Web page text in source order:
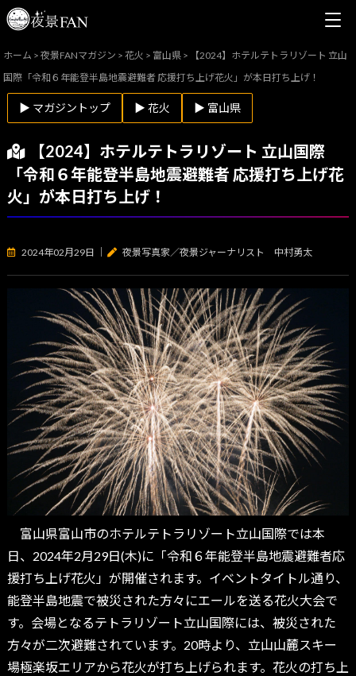
ホーム >夜景FANマガジン >花火 > 富山県 >
【2024】ホテルテトラリゾート 立山
国際「令和６年能登半島地震避難者 応援打ち上げ花火」が本日打ち上げ！
▶ マガジントップ ▶ 花火 ▶ 富山県
【2024】ホテルテトラリゾート 立山国際
「令和６年能登半島地震避難者 応援打ち上げ花
火」が本日打ち上げ！
2024年02月29日 夜景写真家／夜景ジャーナリスト 中村勇太
富山県富山市のホテルテトラリゾート立山国際では本
日、2024年2月29日(木)に「令和６年能登半島地震避難者応
援打ち上げ花火」が開催されます。イベントタイトル通り、
能登半島地震で被災された方々にエールを送る花火大会で
す。会場となるテトラリゾート立山国際には、被災された
方々が二次避難されています。20時より、立山山麓スキー
場極楽坂エリアから花火が打ち上げられます。花火の打ち上